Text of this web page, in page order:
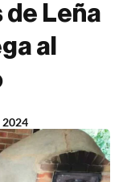
Leña
al
2024